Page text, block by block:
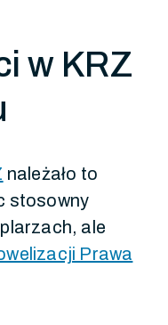
w KRZ
należało to
stosowny
ale
Prawa